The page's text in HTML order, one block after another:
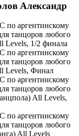
Александр
аргентинскому
танцоров любого
Levels, 1/2 финала
аргентинскому
танцоров любого
Levels, Финал
аргентинскому
танцоров любого
All Levels,
аргентинскому
танцоров любого
All Levels